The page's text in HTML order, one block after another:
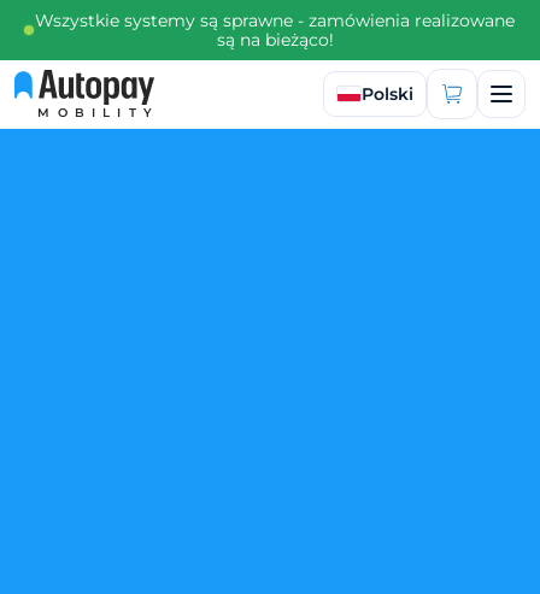
Wszystkie systemy są sprawne - zamówienia realizowane
są na bieżąco!
MOBILITY
Wybierz język
Polski